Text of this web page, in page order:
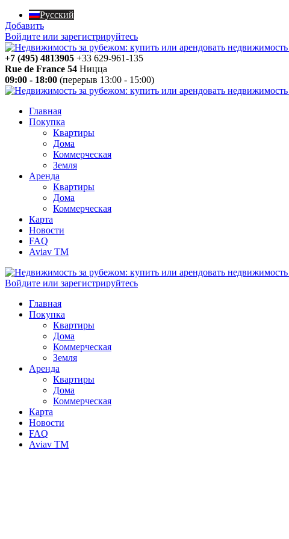
Русский
Добавить
Войдите или зарегистрируйтесь
+7 (495) 4813905 +33 629-961-135
Rue de France 54 Ницца
09:00 - 18:00 (перерыв 13:00 - 15:00)
Главная
Покупка
Квартиры
Дома
Коммерческая
Земля
Аренда
Квартиры
Дома
Коммерческая
Карта
Новости
FAQ
Aviav TM
Войдите или зарегистрируйтесь
Главная
Покупка
Квартиры
Дома
Коммерческая
Земля
Аренда
Квартиры
Дома
Коммерческая
Карта
Новости
FAQ
Aviav TM